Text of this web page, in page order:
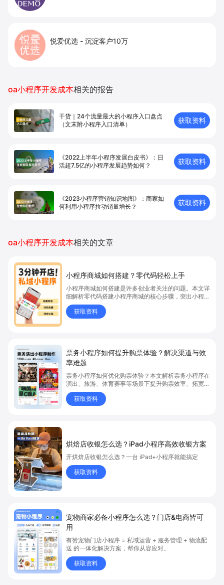
悦爱优选 - 沉淀客户10万
oa小程序开发成本相关的报告
干货｜24个流量最大的小程序入口盘点
（文末附小程序入口清单）
获取资料
《2022上半年小程序发展白皮书》：日
活超7.5亿的小程序发展趋势如何？
获取资料
《2023小程序营销知识地图》：商家如
何利用小程序拉动销量增长？
获取资料
oa小程序开发成本相关的文章
小程序商城如何搭建？零代码轻松上手
小程序商城如何搭建是许多创业者关注的问题。本文详
细解析零代码搭建小程序商城的核心步骤，突出小程序
商城、商城搭建与零代码开店优势，帮助你轻松实现商
品上架、全渠道销售及高效会员运营，快速开启线上卖
货新模式。点击获取详细操作指南！
获取资料
票务小程序如何提升购票体验？解决渠道与效
率难题
票务小程序如何优化购票体验？本文解析票务小程序在
演出、旅游、体育赛事等场景下提升购票效率、拓宽销
售渠道、实现会员精准营销的具体方式。关键词包括
“票务小程序”、“购票体验”、“购票效率”。
获取资料
烘焙店收银怎么选？iPad小程序高效收银方案
开烘焙店收银怎么选？一台 iPad+小程序就能搞定
获取资料
宠物商家必备小程序怎么选？门店&电商皆可
用
有赞宠物门店小程序 = 私域运营 + 服务管理 + 物流配
送 的一体化解决方案，帮你从容应对。
获取资料